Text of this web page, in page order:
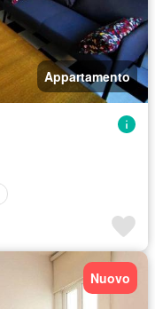
Appartamento
Nuovo